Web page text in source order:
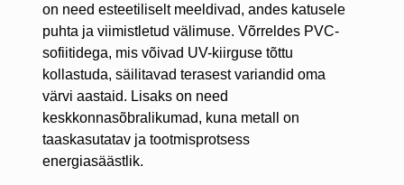
on need esteetiliselt meeldivad, andes katusele
puhta ja viimistletud välimuse. Võrreldes PVC-
sofiitidega, mis võivad UV-kiirguse tõttu
kollastuda, säilitavad terasest variandid oma
värvi aastaid. Lisaks on need
keskkonnasõbralikumad, kuna metall on
taaskasutatav ja tootmisprotsess
energiasäästlik.